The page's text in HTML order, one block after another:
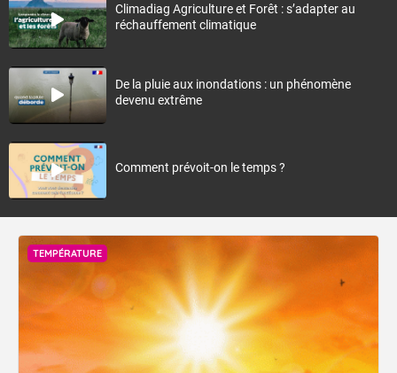
Climadiag Agriculture et Forêt : s’adapter au
réchauffement climatique
De la pluie aux inondations : un phénomène
devenu extrême
Comment prévoit-on le temps ?
TEMPÉRATURE